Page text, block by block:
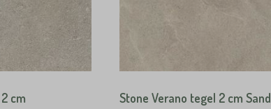
cm Stone Verano tegel 2 cm Sand